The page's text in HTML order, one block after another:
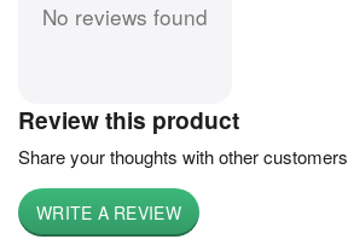
No reviews found
Review this product
Share your thoughts with other customers
WRITE A REVIEW